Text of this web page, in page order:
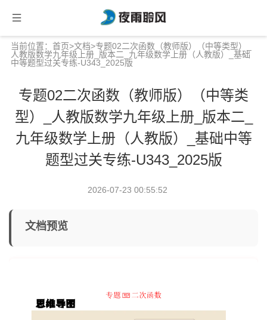
当前位置： 首页>文档>专题02二次函数（教师版）（中等类型）_
人教版数学九年级上册_版本二_九年级数学上册（人教版）_基础
中等题型过关专练-U343_2025版
专题02二次函数（教师版）（中等类
型）_人教版数学九年级上册_版本二_
九年级数学上册（人教版）_基础中等
题型过关专练-U343_2025版
2026-07-23 00:55:52
文档预览